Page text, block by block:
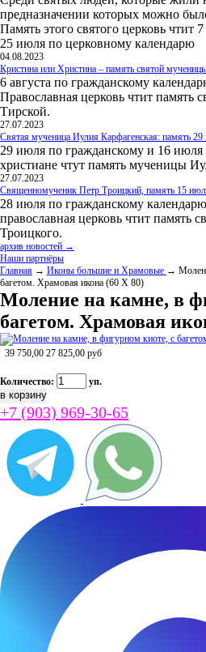
предназначении которых можно
Память этого святого церковь чтит
25 июля по церковному календарю
04.08.2023
Кристина или Христина – память святой
6 августа по гражданскому
Православная церковь чтит
Тирской.
27.07.2023
Святая мученица Иулия Карфагенская: память
29 июля по гражданскому и 16
христиане чтут память мученицы
27.07.2023
Священномученик Петр Троицкий, память 15
28 июля по гражданскому
православная церковь чтит память
Троицкого.
архив новостей →
Наши партнёры
Главная → Иконы большие и Храмовые →
багетом. Храмовая икона (60 Х 80)
Моление на камне, в
багетом. Храмовая
39 750,00 27 825,00 руб
Количество: уп.
+7 (903) 969-30-65